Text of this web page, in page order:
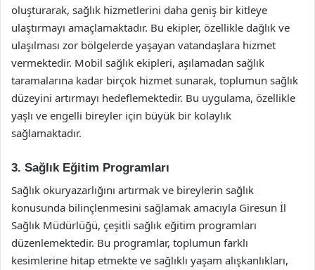
oluşturarak, sağlık hizmetlerini daha geniş bir kitleye
ulaştırmayı amaçlamaktadır. Bu ekipler, özellikle dağlık ve
ulaşılması zor bölgelerde yaşayan vatandaşlara hizmet
vermektedir. Mobil sağlık ekipleri, aşılamadan sağlık
taramalarına kadar birçok hizmet sunarak, toplumun sağlık
düzeyini artırmayı hedeflemektedir. Bu uygulama, özellikle
yaşlı ve engelli bireyler için büyük bir kolaylık
sağlamaktadır.
3. Sağlık Eğitim Programları
Sağlık okuryazarlığını artırmak ve bireylerin sağlık
konusunda bilinçlenmesini sağlamak amacıyla Giresun İl
Sağlık Müdürlüğü, çeşitli sağlık eğitim programları
düzenlemektedir. Bu programlar, toplumun farklı
kesimlerine hitap etmekte ve sağlıklı yaşam alışkanlıkları,